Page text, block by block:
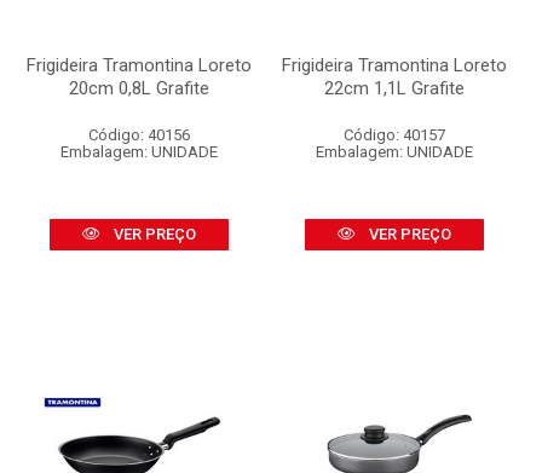
Frigideira Tramontina Loreto
20cm 0,8L Grafite
Código: 40156
Embalagem: UNIDADE
VER PREÇO
Frigideira Tramontina Loreto
22cm 1,1L Grafite
Código: 40157
Embalagem: UNIDADE
VER PREÇO